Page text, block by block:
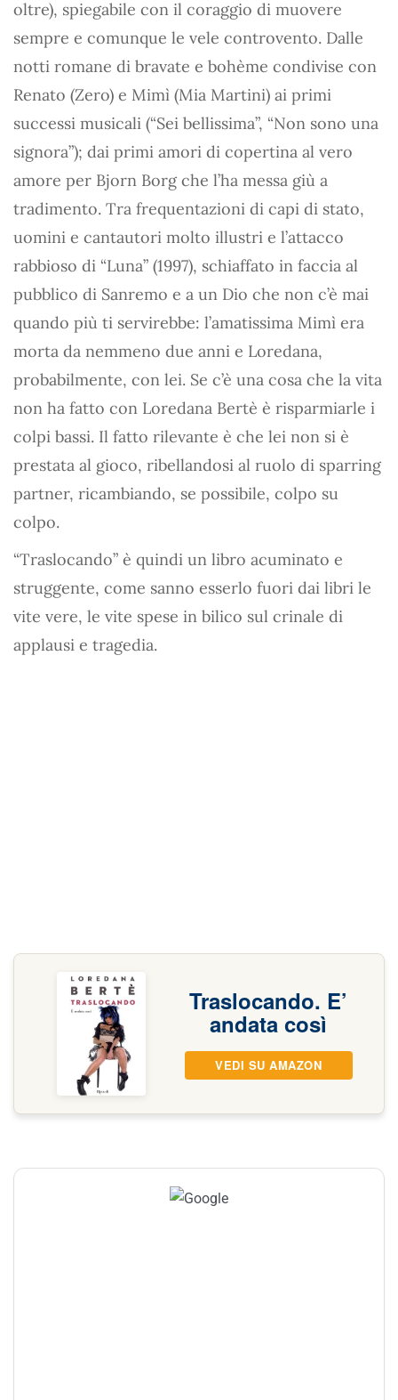
oltre), spiegabile con il coraggio di muovere
sempre e comunque le vele controvento. Dalle
notti romane di bravate e bohème condivise con
Renato (Zero) e Mimì (Mia Martini) ai primi
successi musicali (“Sei bellissima”, “Non sono una
signora”); dai primi amori di copertina al vero
amore per Bjorn Borg che l’ha messa giù a
tradimento. Tra frequentazioni di capi di stato,
uomini e cantautori molto illustri e l’attacco
rabbioso di “Luna” (1997), schiaffato in faccia al
pubblico di Sanremo e a un Dio che non c’è mai
quando più ti servirebbe: l’amatissima Mimì era
morta da nemmeno due anni e Loredana,
probabilmente, con lei. Se c’è una cosa che la vita
non ha fatto con Loredana Bertè è risparmiarle i
colpi bassi. Il fatto rilevante è che lei non si è
prestata al gioco, ribellandosi al ruolo di sparring
partner, ricambiando, se possibile, colpo su
colpo.
“Traslocando” è quindi un libro acuminato e
struggente, come sanno esserlo fuori dai libri le
vite vere, le vite spese in bilico sul crinale di
applausi e tragedia.
Traslocando. E’
andata così
VEDI SU AMAZON